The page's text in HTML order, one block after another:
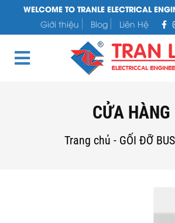
WELCOME TO TRANLE ELECTRICAL
Giới thiệu
Blog Liên Hệ
CỬA HÀNG
Trang chủ - GỐI ĐỠ